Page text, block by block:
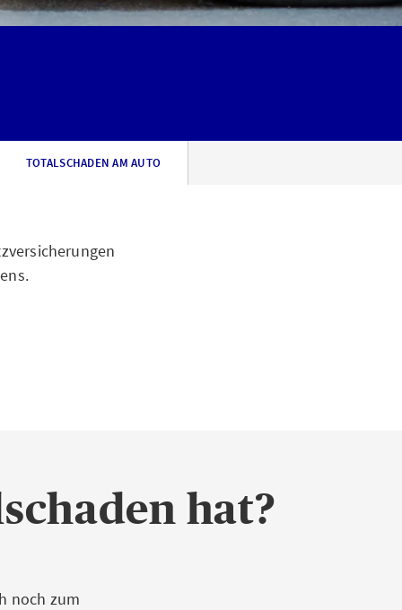
TOTALSCHADEN AM AUTO
hat?
noch zum